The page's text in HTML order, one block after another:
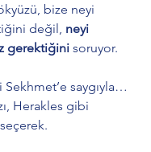
bize neyi
değil, neyi
gerektiğini soruyor.
saygıyla…
Herakles gibi